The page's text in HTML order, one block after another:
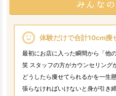
体験だけで合計10cm痩
最初にお店に入った瞬間から「他
笑 スタッフの方がカウンセリング
どうしたら痩せてられるかを一生
張らなければいけないと身が引き